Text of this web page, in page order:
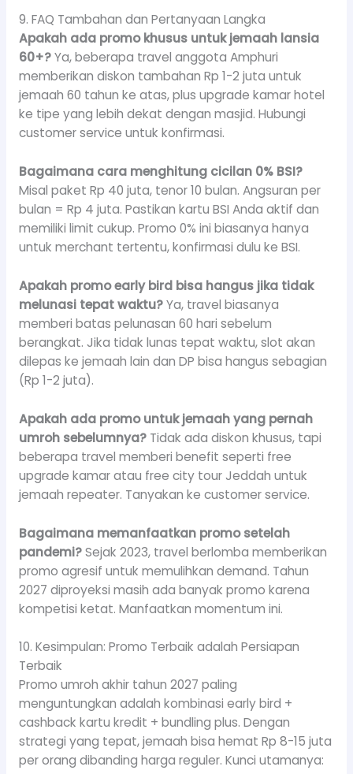
9. FAQ Tambahan dan Pertanyaan Langka
Apakah ada promo khusus untuk jemaah lansia
60+?Ya, beberapa travel anggota Amphuri
memberikan diskon tambahan Rp 1-2 juta untuk
jemaah 60 tahun ke atas, plus upgrade kamar hotel
ke tipe yang lebih dekat dengan masjid. Hubungi
customer service untuk konfirmasi.
Bagaimana cara menghitung cicilan 0% BSI?
Misal paket Rp 40 juta, tenor 10 bulan. Angsuran per
bulan = Rp 4 juta. Pastikan kartu BSI Anda aktif dan
memiliki limit cukup. Promo 0% ini biasanya hanya
untuk merchant tertentu, konfirmasi dulu ke BSI.
Apakah promo early bird bisa hangus jika tidak
melunasi tepat waktu?Ya, travel biasanya
memberi batas pelunasan 60 hari sebelum
berangkat. Jika tidak lunas tepat waktu, slot akan
dilepas ke jemaah lain dan DP bisa hangus sebagian
(Rp 1-2 juta).
Apakah ada promo untuk jemaah yang pernah
umroh sebelumnya?Tidak ada diskon khusus, tapi
beberapa travel memberi benefit seperti free
upgrade kamar atau free city tour Jeddah untuk
jemaah repeater. Tanyakan ke customer service.
Bagaimana memanfaatkan promo setelah
pandemi?Sejak 2023, travel berlomba memberikan
promo agresif untuk memulihkan demand. Tahun
2027 diproyeksi masih ada banyak promo karena
kompetisi ketat. Manfaatkan momentum ini.
10. Kesimpulan: Promo Terbaik adalah Persiapan
Terbaik
Promo umroh akhir tahun 2027 paling
menguntungkan adalah kombinasi early bird +
cashback kartu kredit + bundling plus. Dengan
strategi yang tepat, jemaah bisa hemat Rp 8-15 juta
per orang dibanding harga reguler. Kunci utamanya: